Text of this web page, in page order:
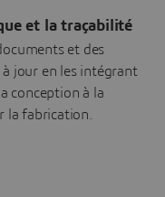
et la traçabilité
et des
jour en les intégrant
conception à la
la fabrication.